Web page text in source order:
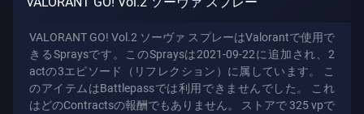
VALORANT GO! Vol.2 ソーヴァ スプレーはValorantで使用で
きるSpraysです。このSpraysは2021-09-22に追加され、2
actの3エピソード（リフレクション）に属しています。 こ
のアイテムはBattlepassでは利用できませんでした。 これ
はどのContractsの報酬でもありません。 ストアで 325 vpで